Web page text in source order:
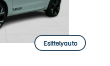
Esittelyauto